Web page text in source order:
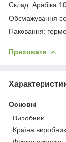
Склад: Арабіка
Обсмажування
Паковання:
Приховати
Основні
Виробник
Країна виробник